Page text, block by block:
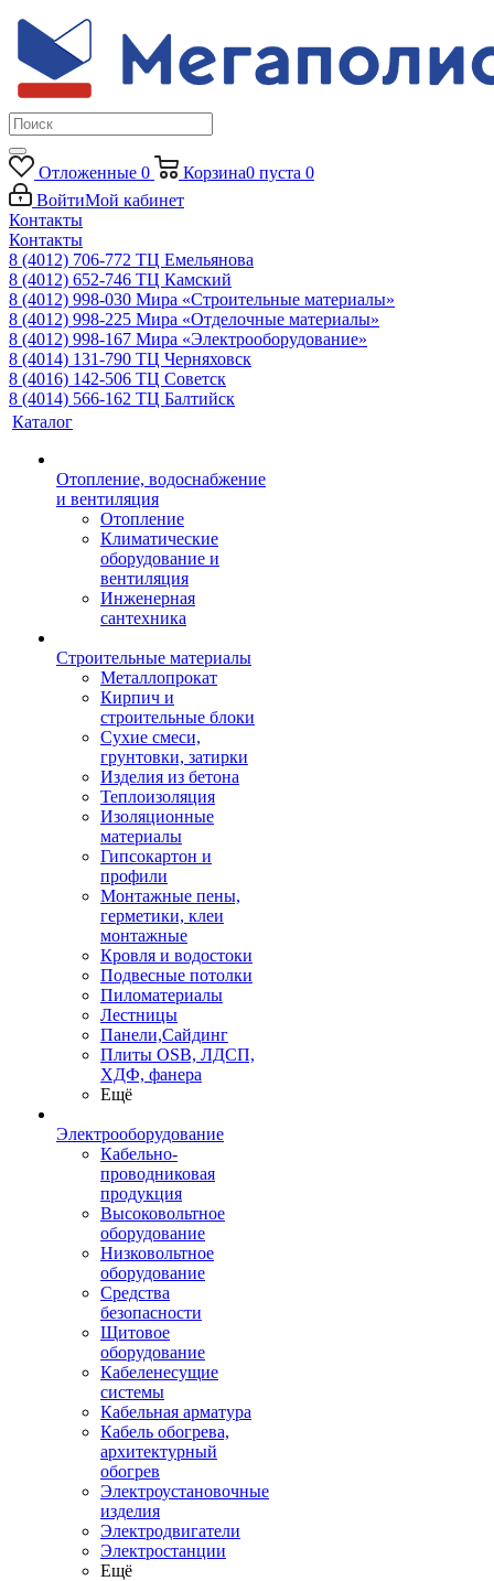
Отложенные 0 Корзина0 пуста 0
ВойтиМой кабинет
Контакты
Контакты
8 (4012) 706-772 ТЦ Емельянова
8 (4012) 652-746 ТЦ Камский
8 (4012) 998-030 Мира «Строительные материалы»
8 (4012) 998-225 Мира «Отделочные материалы»
8 (4012) 998-167 Мира «Электрооборудование»
8 (4014) 131-790 ТЦ Черняховск
8 (4016) 142-506 ТЦ Советск
8 (4014) 566-162 ТЦ Балтийск
Каталог
Отопление, водоснабжение
и вентиляция
Отопление
Климатические
оборудование и
вентиляция
Инженерная
сантехника
Строительные материалы
Металлопрокат
Кирпич и
строительные блоки
Сухие смеси,
грунтовки, затирки
Изделия из бетона
Теплоизоляция
Изоляционные
материалы
Гипсокартон и
профили
Монтажные пены,
герметики, клеи
монтажные
Кровля и водостоки
Подвесные потолки
Пиломатериалы
Лестницы
Панели,Сайдинг
Плиты OSB, ЛДСП,
ХДФ, фанера
Ещё
Электрооборудование
Кабельно-
проводниковая
продукция
Высоковольтное
оборудование
Низковольтное
оборудование
Средства
безопасности
Щитовое
оборудование
Кабеленесущие
системы
Кабельная арматура
Кабель обогрева,
архитектурный
обогрев
Электроустановочные
изделия
Электродвигатели
Электростанции
Ещё